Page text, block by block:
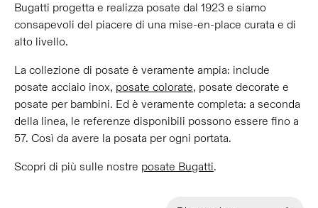
Bugatti progetta e realizza posate dal 1923 e siamo
consapevoli del piacere di una mise-en-place curata e di
alto livello.
La collezione di posate è veramente ampia: include
posate acciaio inox, posate colorate, posate decorate e
posate per bambini. Ed è veramente completa: a seconda
della linea, le referenze disponibili possono essere fino a
57. Così da avere la posata per ogni portata.
Scopri di più sulle nostre posate Bugatti.